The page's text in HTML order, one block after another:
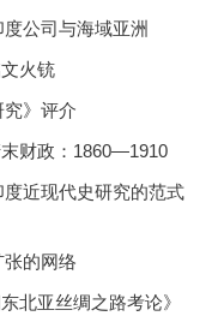
公司与海域亚洲
火铳
究》评介
财政：1860—1910
近现代史研究的范式
的网络
北亚丝绸之路考论》